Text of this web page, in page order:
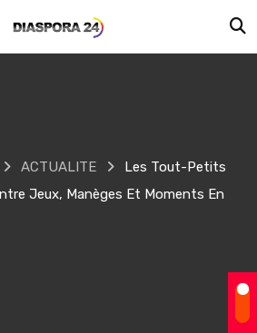
ACTUALITE
Les Tout-Petits
Jeux, Manèges Et Moments En